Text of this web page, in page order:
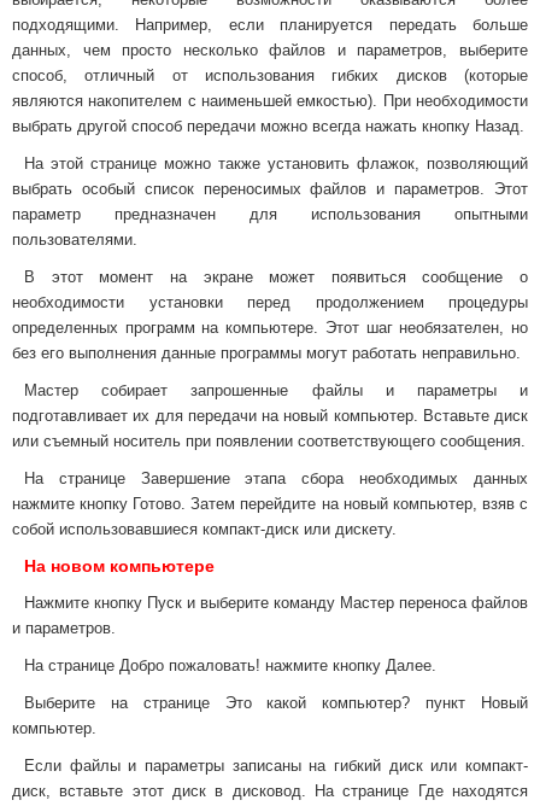
подходящими. Например, если планируется передать больше
данных, чем просто несколько файлов и параметров, выберите
способ, отличный от использования гибких дисков (которые
являются накопителем с наименьшей емкостью). При необходимости
выбрать другой способ передачи можно всегда нажать кнопку Назад.
На этой странице можно также установить флажок, позволяющий
выбрать особый список переносимых файлов и параметров. Этот
параметр предназначен для использования опытными
пользователями.
В этот момент на экране может появиться сообщение о
необходимости установки перед продолжением процедуры
определенных программ на компьютере. Этот шаг необязателен, но
без его выполнения данные программы могут работать неправильно.
Мастер собирает запрошенные файлы и параметры и
подготавливает их для передачи на новый компьютер. Вставьте диск
или съемный носитель при появлении соответствующего сообщения.
На странице Завершение этапа сбора необходимых данных
нажмите кнопку Готово. Затем перейдите на новый компьютер, взяв с
собой использовавшиеся компакт-диск или дискету.
На новом компьютере
Нажмите кнопку Пуск и выберите команду Мастер переноса файлов
и параметров.
На странице Добро пожаловать! нажмите кнопку Далее.
Выберите на странице Это какой компьютер? пункт Новый
компьютер.
Если файлы и параметры записаны на гибкий диск или компакт-
диск, вставьте этот диск в дисковод. На странице Где находятся